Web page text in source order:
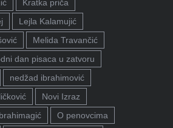
Kratka priča
Lejla Kalamujić
Melida Travančić
dan pisaca u zatvoru
nedžad ibrahimović
Novi Izraz
O penovcima